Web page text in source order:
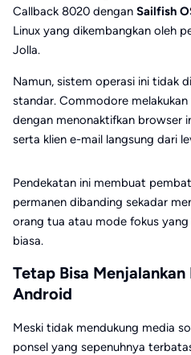
Callback 8020 dengan Sailfish
Linux yang dikembangkan oleh
Jolla.
Namun, sistem operasi ini tidak
standar. Commodore
dengan menonaktifkan browser
serta klien e-mail langsung dari
Pendekatan ini membuat
permanen dibanding sekadar
orang tua atau mode fokus
biasa.
Tetap Bisa Menjalankan
Android
Meski tidak mendukung media
ponsel yang sepenuhnya